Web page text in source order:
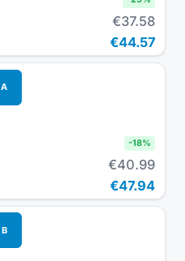
€37.58
€44.57
A
-18%
€40.99
€47.94
B